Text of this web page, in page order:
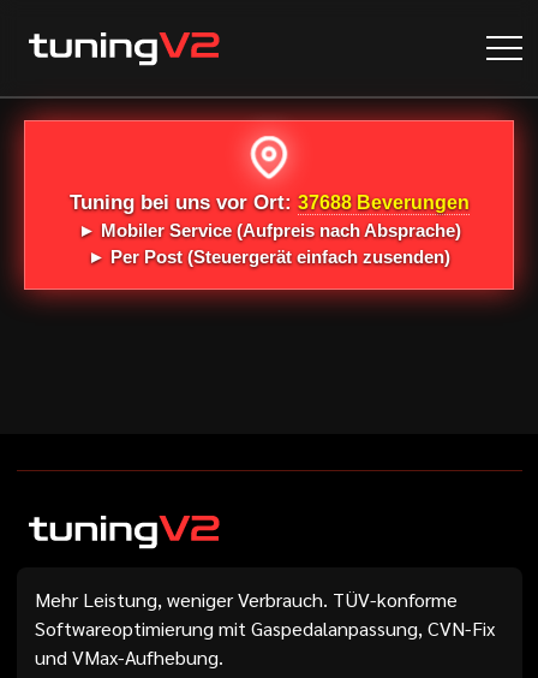
Tuning bei uns vor Ort: 37688 Beverungen
► Mobiler Service(Aufpreis nach Absprache)
►Per Post(Steuergerät einfach zusenden)
Mehr Leistung, weniger Verbrauch. TÜV-konforme
Softwareoptimierung mit Gaspedalanpassung, CVN-Fix
und VMax-Aufhebung.